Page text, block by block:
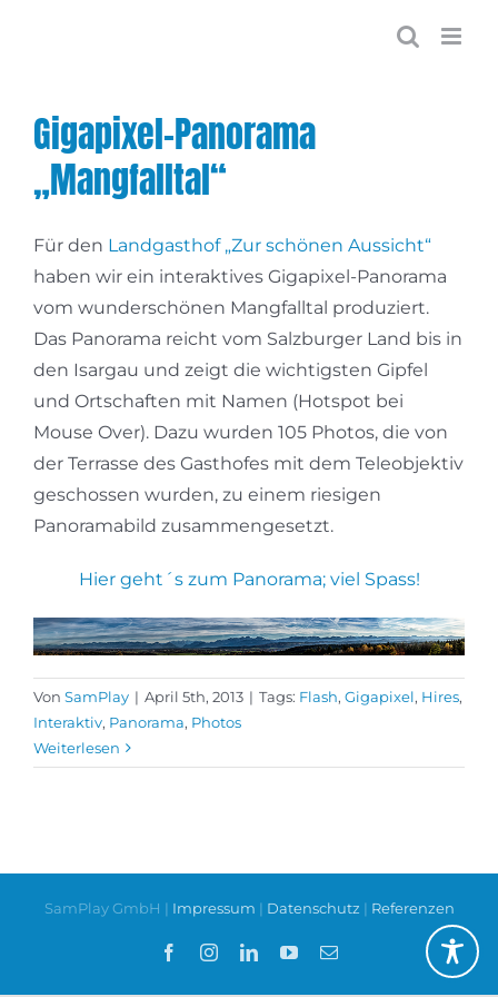
Gigapixel-Panorama
„Mangfalltal“
Für den Landgasthof „Zur schönen Aussicht“
haben wir ein interaktives Gigapixel-Panorama
vom wunderschönen Mangfalltal produziert.
Das Panorama reicht vom Salzburger Land bis in
den Isargau und zeigt die wichtigsten Gipfel
und Ortschaften mit Namen (Hotspot bei
Mouse Over). Dazu wurden 105 Photos, die von
der Terrasse des Gasthofes mit dem Teleobjektiv
geschossen wurden, zu einem riesigen
Panoramabild zusammengesetzt.
Hier geht´s zum Panorama; viel Spass!
Von SamPlay | April 5th, 2013 | Tags: Flash, Gigapixel, Hires,
Interaktiv, Panorama, Photos
Weiterlesen
SamPlay GmbH | Impressum | Datenschutz | Referenzen
FacebookInstagramLinkedInYouTube
E-